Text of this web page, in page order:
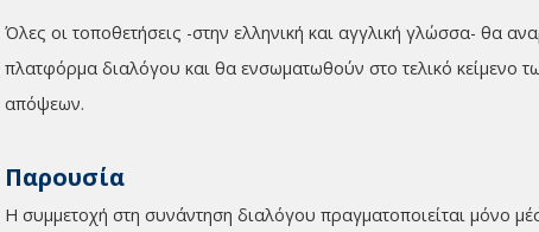
Όλες οι τοποθετήσεις -στην ελληνική και αγγλική γλώσσα- θα
πλατφόρμα διαλόγου και θα ενσωματωθούν στο τελικό κείμενο
απόψεων.
Παρουσία
Η συμμετοχή στη συνάντηση διαλόγου πραγματοποιείται μόνο